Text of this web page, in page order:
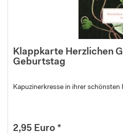
Klappkarte Herzlichen
Geburtstag
Kapuzinerkresse in ihrer schönsten
2,95 Euro *